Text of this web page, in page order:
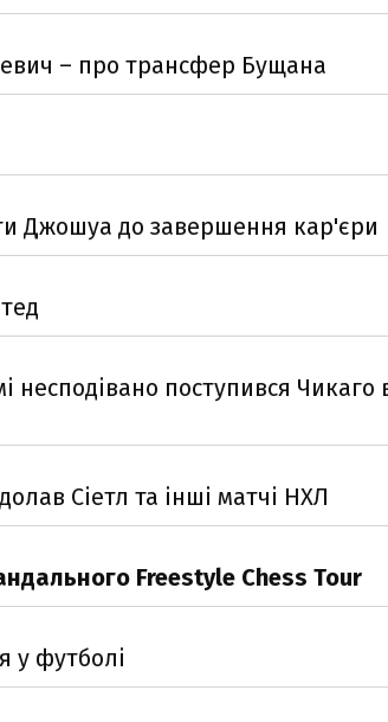
– про трансфер Бущана
Джошуа до завершення кар'єри
поступився Чикаго
Сіетл та інші матчі НХЛ
Freestyle Chess Tour
у футболі